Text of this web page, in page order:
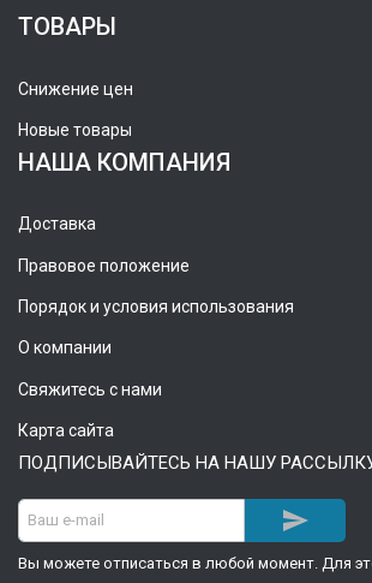
ТОВАРЫ
Снижение цен
Новые товары
НАША КОМПАНИЯ
Доставка
Правовое положение
Порядок и условия использования
О компании
Свяжитесь с нами
Карта сайта
ПОДПИСЫВАЙТЕСЬ НА НАШУ

Вы можете отписаться в любой момент. Для